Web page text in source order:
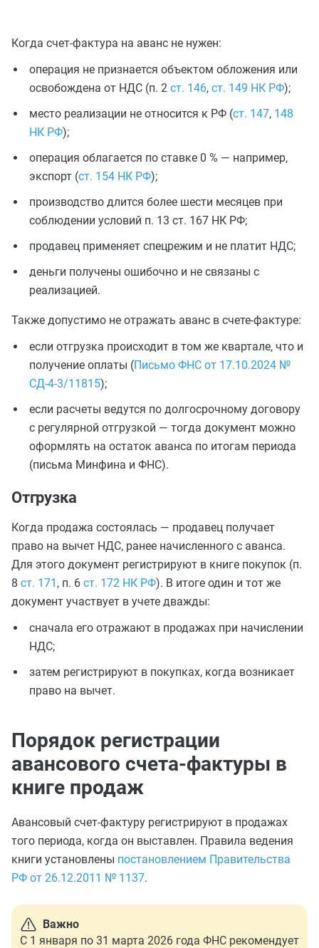
Когда счет-фактура на аванс не нужен:
операция не признается объектом обложения или
освобождена от НДС (п. 2 ст. 146, ст. 149 НК РФ);
место реализации не относится к РФ (ст. 147, 148
НК РФ);
операция облагается по ставке 0 % — например,
экспорт (ст. 154 НК РФ);
производство длится более шести месяцев при
соблюдении условий п. 13 ст. 167 НК РФ;
продавец применяет спецрежим и не платит НДС;
деньги получены ошибочно и не связаны с
реализацией.
Также допустимо не отражать аванс в счете-фактуре:
если отгрузка происходит в том же квартале, что и
получение оплаты (Письмо ФНС от 17.10.2024 №
СД-4-3/11815);
если расчеты ведутся по долгосрочному договору
с регулярной отгрузкой — тогда документ можно
оформлять на остаток аванса по итогам периода
(письма Минфина и ФНС).
Отгрузка
Когда продажа состоялась — продавец получает
право на вычет НДС, ранее начисленного с аванса.
Для этого документ регистрируют в книге покупок (п.
8 ст. 171 , п. 6 ст. 172 НК РФ). В итоге один и тот же
документ участвует в учете дважды:
сначала его отражают в продажах при начислении
НДС;
затем регистрируют в покупках, когда возникает
право на вычет.
Порядок регистрации
авансового счета-фактуры в
книге продаж
Авансовый счет-фактуру регистрируют в продажах
того периода, когда он выставлен. Правила ведения
книги установлены постановлением Правительства
РФ от 26.12.2011 № 1137.
Важно
С 1 января по 31 марта 2026 года ФНС рекомендует